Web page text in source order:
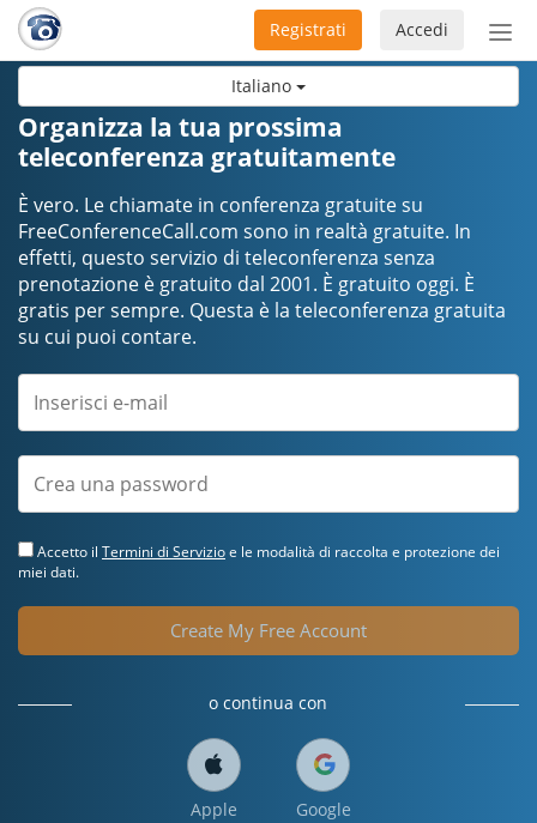
Italiano
Accedi
Registrati
Organizza la tua prossima
teleconferenza gratuitamente
È vero. Le chiamate in conferenza gratuite su
FreeConferenceCall.com sono in realtà gratuite. In
effetti, questo servizio di teleconferenza senza
prenotazione è gratuito dal 2001. È gratuito oggi. È
gratis per sempre. Questa è la teleconferenza gratuita
su cui puoi contare.
Accetto il Termini di Servizioe le modalità di raccolta e protezione dei
miei dati.
Create My Free Account
o continua con
Apple Google